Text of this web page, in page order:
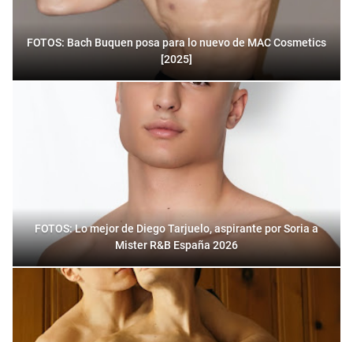
FOTOS: Bach Buquen posa para lo nuevo de MAC Cosmetics
[2025]
FOTOS: Lo mejor de Diego Tarjuelo, aspirante por Soria a
Mister R&B España 2026